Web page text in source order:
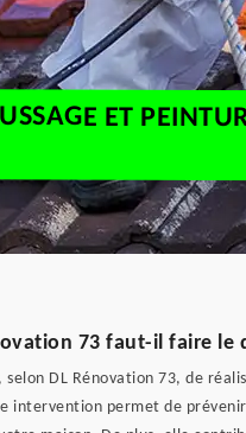
ET
73 faut-il faire
DL Rénovation 73, de
intervention permet de